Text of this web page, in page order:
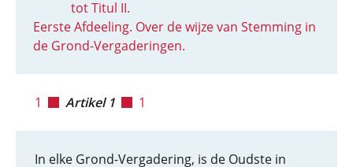
tot Titul II.
Eerste Afdeeling. Over de wijze van Stemming in
de Grond-Vergaderingen.
1 Artikel 1 1
In elke Grond-Vergadering, is de Oudste in